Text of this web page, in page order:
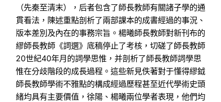
（先秦至清末），后者包含了師長教師有關諸子學的通
貫看法，陳述重點剖析了兩部課本的成書經過的事況、
版本差別及內在的事務宗旨。楊曦師長教師對新刊布的
繆師長教師《詞選》底稿停止了考核，切磋了師長教師
20世紀40年月的詞學思惟，并剖析了師長教師詞學思
惟在分歧階段的成長過程。這些新見佚著對于懂得繆鉞
師長教師學術不雅點的構成經過歷程甚至近代學術史頭
緒均具有主要價值，徐陽、楊曦兩位學者表現，他們均